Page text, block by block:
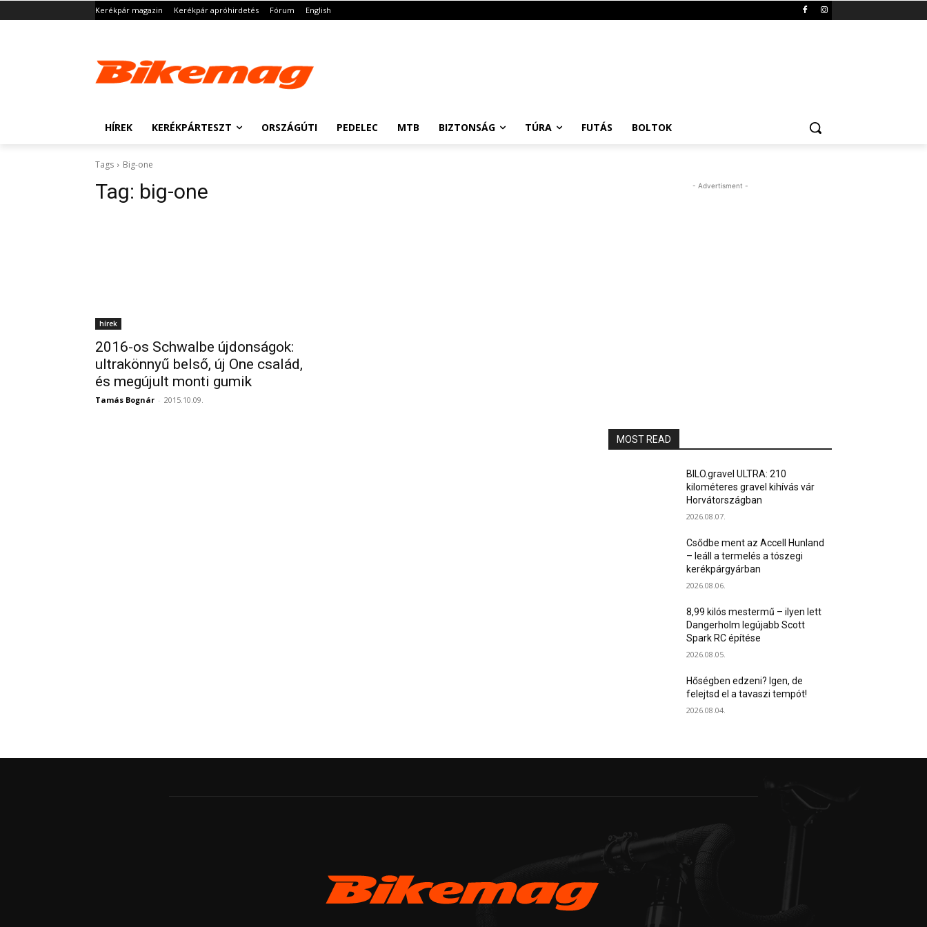
Kerékpár magazin Kerékpár apróhirdetés Fórum English
HÍREK KERÉKPÁRTESZT ORSZÁGÚTI PEDELEC MTB BIZTONSÁG TÚRA FUTÁS BOLTOK
Tags Big-one
Tag: big-one
hírek
2016-os Schwalbe újdonságok:
ultrakönnyű belső, új One család,
és megújult monti gumik
Tamás Bognár - 2015.10.09.
- Advertisment -
MOST READ
BILO.gravel ULTRA: 210
kilométeres gravel kihívás vár
Horvátországban
2026.08.07.
Csődbe ment az Accell Hunland
– leáll a termelés a tószegi
kerékpárgyárban
2026.08.06.
8,99 kilós mestermű – ilyen lett
Dangerholm legújabb Scott
Spark RC építése
2026.08.05.
Hőségben edzeni? Igen, de
felejtsd el a tavaszi tempót!
2026.08.04.